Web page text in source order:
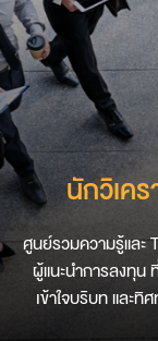
นักวิเค
ศูนย์รวมความรู้และ
ผู้แนะนำการลงทุน
เข้าใจบริบท และทิ